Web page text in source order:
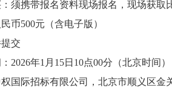
携带报名资料现场报名，现场获取
500元（含电子版）
交
年1月15日10点00分（北京时间）
际招标有限公司，北京市顺义区金